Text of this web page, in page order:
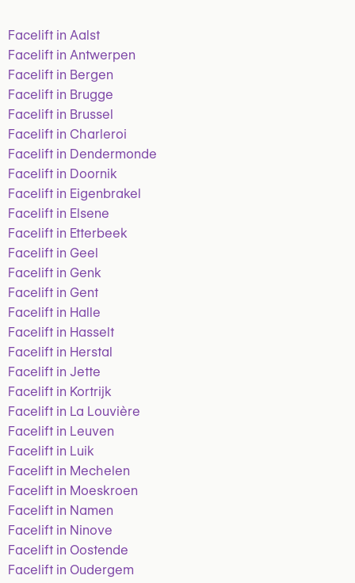
Facelift in Aalst
Facelift in Antwerpen
Facelift in Bergen
Facelift in Brugge
Facelift in Brussel
Facelift in Charleroi
Facelift in Dendermonde
Facelift in Doornik
Facelift in Eigenbrakel
Facelift in Elsene
Facelift in Etterbeek
Facelift in Geel
Facelift in Genk
Facelift in Gent
Facelift in Halle
Facelift in Hasselt
Facelift in Herstal
Facelift in Jette
Facelift in Kortrijk
Facelift in La Louvière
Facelift in Leuven
Facelift in Luik
Facelift in Mechelen
Facelift in Moeskroen
Facelift in Namen
Facelift in Ninove
Facelift in Oostende
Facelift in Oudergem